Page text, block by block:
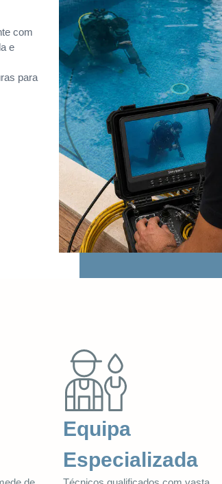
com
e
para
Equipa
Especializada